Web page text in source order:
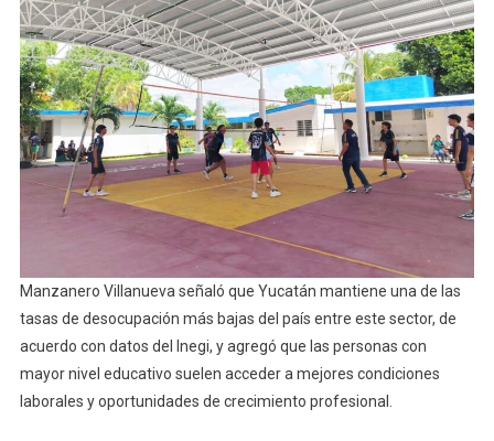
Manzanero Villanueva señaló que Yucatán mantiene una de las
tasas de desocupación más bajas del país entre este sector, de
acuerdo con datos del Inegi, y agregó que las personas con
mayor nivel educativo suelen acceder a mejores condiciones
laborales y oportunidades de crecimiento profesional.